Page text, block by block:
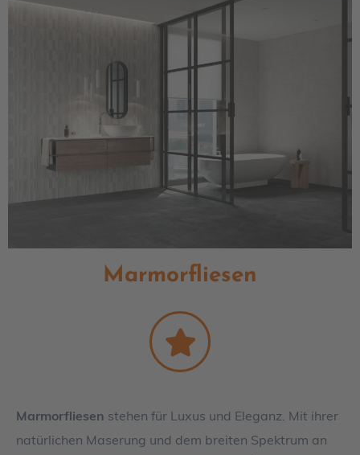
Marmorfliesen
Marmorfliesen stehen für Luxus und Eleganz. Mit ihrer
natürlichen Maserung und dem breiten Spektrum an